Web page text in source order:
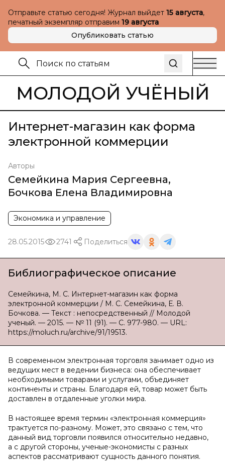
Отправьте статью сегодня! Журнал выйдет 15 августа,
печатный экземпляр отправим 19 августа
Опубликовать статью
МОЛОДОЙ УЧЁНЫЙ
Интернет-магазин как форма
электронной коммерции
Авторы
Семейкина Мария Сергеевна,
Бочкова Елена Владимировна
Экономика и управление
28.05.2015 2741 Поделиться
Библиографическое описание
Семейкина, М. С. Интернет-магазин как форма
электронной коммерции / М. С. Семейкина, Е. В.
Бочкова. — Текст : непосредственный // Молодой
ученый. — 2015. — № 11 (91). — С. 977-980. — URL:
https://moluch.ru/archive/91/19513.
В современном электронная торговля занимает одно из
ведущих мест в ведении бизнеса: она обеспечивает
необходимыми товарами и услугами, объединяет
континенты и страны. Благодаря ей, товар может быть
доставлен в отдаленные уголки мира.
В настоящее время термин «электронная коммерция»
трактуется по-разному. Может, это связано с тем, что
данный вид торговли появился относительно недавно,
а с другой стороны, ученые-экономисты с разных
аспектов рассматривают сущность данного понятия.